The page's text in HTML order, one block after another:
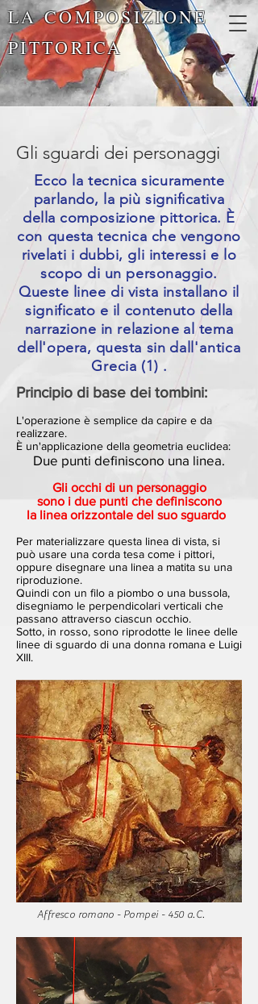
LA COMPOSIZIONE
PITTORICA
Gli sguardi dei personaggi
Ecco la tecnica sicuramente
parlando, la più significativa
della composizione pittorica. È
con questa tecnica che vengono
rivelati i dubbi, gli interessi e lo
scopo di un personaggio.
Queste linee di vista installano il
significato e il contenuto della
narrazione in relazione al tema
dell'opera, questa sin dall'antica
Grecia (1) .
Principio di base dei tombini:
L'operazione è semplice da capire e da
realizzare.
È un'applicazione della geometria euclidea:
Due punti definiscono una linea.
Gli occhi di un personaggio
sono i due punti che definiscono
la linea orizzontale del suo sguardo
Per materializzare questa linea di vista, si
può usare una corda tesa come i pittori,
oppure disegnare una linea a matita su una
riproduzione.
Quindi con un filo a piombo o una bussola,
disegniamo le perpendicolari verticali che
passano attraverso ciascun occhio.
Sotto, in rosso, sono riprodotte le linee delle
linee di sguardo di una donna romana e Luigi
XIII.
Affresco romano - Pompei - 450 a.C.